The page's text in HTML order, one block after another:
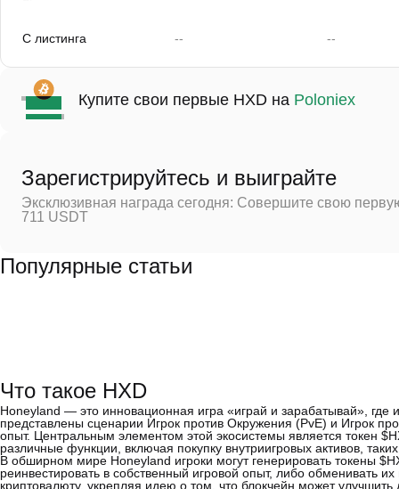
С листинга -- --
Купите свои первые HXD на Poloniex
Зарегистрируйтесь и выиграйте
Эксклюзивная награда сегодня: Совершите свою
711 USDT
Популярные статьи
Что такое HXD
Honeyland — это инновационная игра «играй и зарабатывай», где
представлены сценарии Игрок против Окружения (PvE) и Игрок
опыт. Центральным элементом этой экосистемы является токен
различные функции, включая покупку внутриигровых активов,
В обширном мире Honeyland игроки могут генерировать токены
реинвестировать в собственный игровой опыт, либо обменивать
криптовалюту, укрепляя идею о том, что блокчейн может улучшить